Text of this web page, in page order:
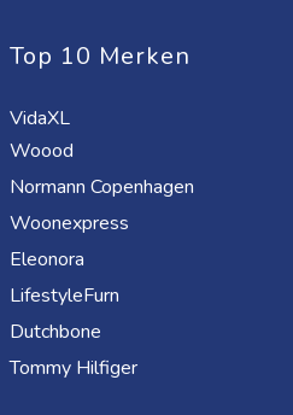
Top 10 Merken
VidaXL
Woood
Normann Copenhagen
Woonexpress
Eleonora
LifestyleFurn
Dutchbone
Tommy Hilfiger